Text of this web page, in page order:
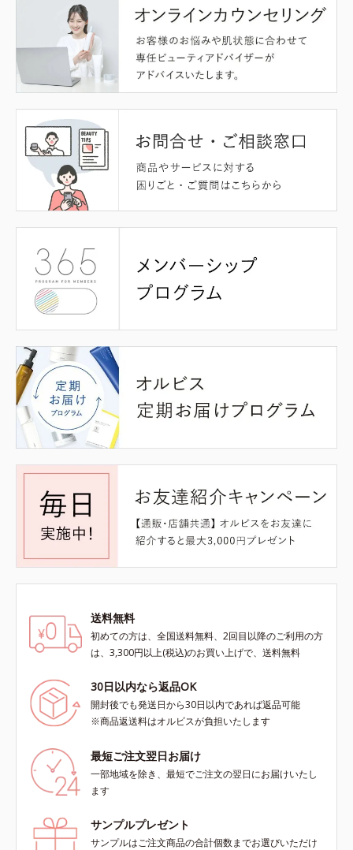
送料無料
初めての方は、全国送料無料、2回目以降のご利用の方
は、3,300円以上(税込)のお買い上げで、送料無料
30日以内なら返品OK
開封後でも発送日から30日以内であれば返品可能
※商品返送料はオルビスが負担いたします
最短ご注文翌日お届け
一部地域を除き、最短でご注文の翌日にお届けいたし
ます
サンプルプレゼント
サンプルはご注文商品の合計個数までお選びいただけ